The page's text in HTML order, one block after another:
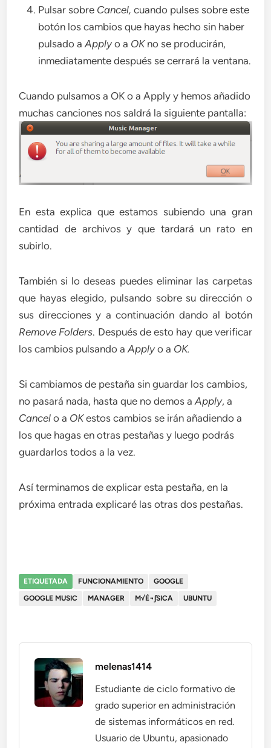
Pulsar sobre Cancel,cuando pulses sobre este
botón los cambios que hayas hecho sin haber
pulsado aApplyo a OK no se producirán,
inmediatamente después se cerrará la ventana.
Cuando pulsamos a OK o a Apply y hemos añadido
muchas canciones nos saldrá la siguiente pantalla:
En esta explica que estamos subiendo una gran
cantidad de archivos y que tardará un rato en
subirlo.
También si lo deseas puedes eliminar las carpetas
que hayas elegido, pulsando sobre su dirección o
sus direcciones y a continuación dando al botón
Remove Folders. Después de esto hay que verificar
los cambios pulsando aApplyo a OK.
Si cambiamos de pestaña sin guardar los cambios,
no pasará nada, hasta que no demos aApply, a
Cancel o a OKestos cambios se irán añadiendo a
los que hagas en otras pestañas y luego podrás
guardarlos todos a la vez.
Así terminamos de explicar esta pestaña, en la
próxima entrada explicaré las otras dos pestañas.
ETIQUETADA FUNCIONAMIENTO
GOOGLE
GOOGLE MUSIC
MANAGER M√É¬∫SICA UBUNTU
melenas1414
Estudiante de ciclo formativo de
grado superior en administración
de sistemas informáticos en red.
Usuario de Ubuntu, apasionado